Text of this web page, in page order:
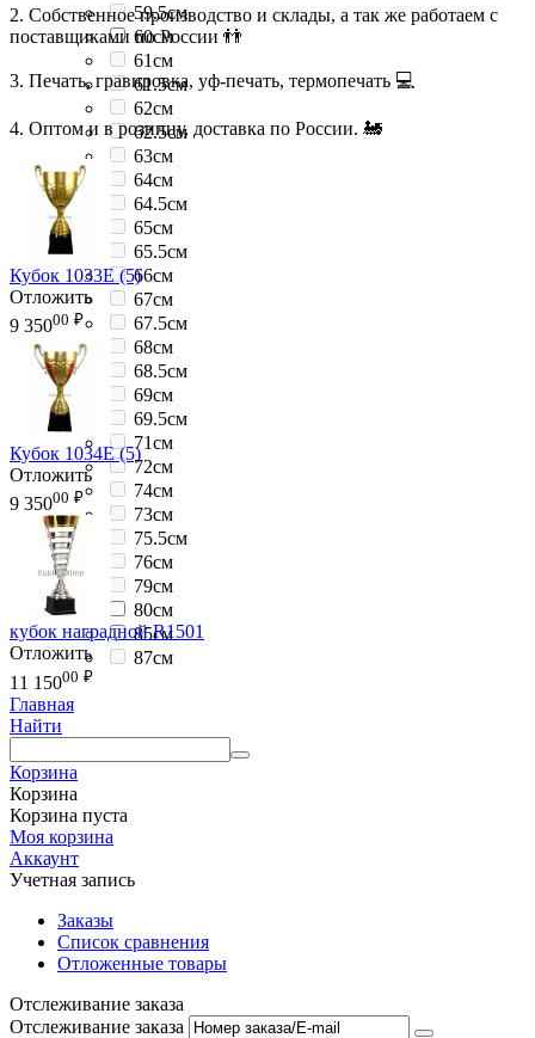
59.5см
60см
61см
61.5см
62см
62.5см
63см
64см
64.5см
65см
65.5см
66см
67см
67.5см
68см
68.5см
69см
69.5см
71см
72см
74см
73см
75.5см
76см
79см
80см
85см
87см
2. Собственное производство и склады, а так же работаем с
поставщиками по России 👬
3. Печать, гравировка, уф-печать, термопечать 💻
4. Оптом и в розницу, доставка по России. 🚂
Кубок 1033E (5)
Отложить
9 35000 ₽
Кубок 1034E (5)
Отложить
9 35000 ₽
кубок наградной R1501
Отложить
11 15000 ₽
Главная
Найти
Корзина
Корзина
Корзина пуста
Моя корзина
Аккаунт
Учетная запись
Заказы
Список сравнения
Отложенные товары
Отслеживание заказа
Отслеживание заказа